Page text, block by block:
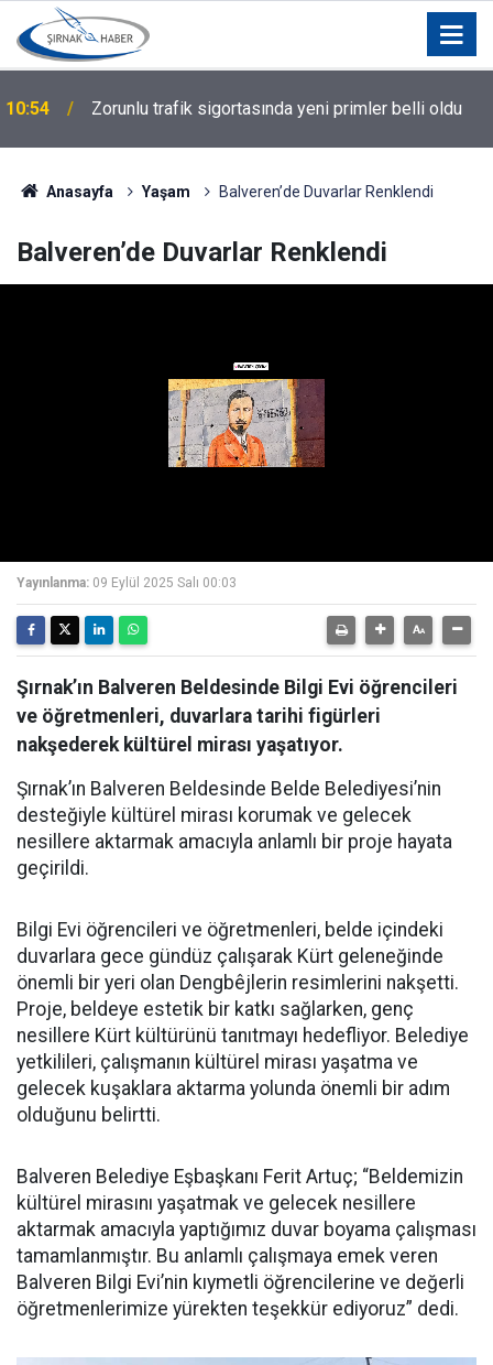
10:54 Zorunlu trafik sigortasında yeni primler belli oldu
Anasayfa Yaşam Balveren’de Duvarlar Renklendi
Balveren’de Duvarlar Renklendi
Yayınlanma: 09 Eylül 2025 Salı 00:03
Şırnak’ın Balveren Beldesinde Bilgi Evi öğrencileri
ve öğretmenleri, duvarlara tarihi figürleri
nakşederek kültürel mirası yaşatıyor.
Şırnak’ın Balveren Beldesinde Belde Belediyesi’nin
desteğiyle kültürel mirası korumak ve gelecek
nesillere aktarmak amacıyla anlamlı bir proje hayata
geçirildi.
Bilgi Evi öğrencileri ve öğretmenleri, belde içindeki
duvarlara gece gündüz çalışarak Kürt geleneğinde
önemli bir yeri olan Dengbêjlerin resimlerini nakşetti.
Proje, beldeye estetik bir katkı sağlarken, genç
nesillere Kürt kültürünü tanıtmayı hedefliyor. Belediye
yetkilileri, çalışmanın kültürel mirası yaşatma ve
gelecek kuşaklara aktarma yolunda önemli bir adım
olduğunu belirtti.
Balveren Belediye Eşbaşkanı Ferit Artuç; “Beldemizin
kültürel mirasını yaşatmak ve gelecek nesillere
aktarmak amacıyla yaptığımız duvar boyama çalışması
tamamlanmıştır. Bu anlamlı çalışmaya emek veren
Balveren Bilgi Evi’nin kıymetli öğrencilerine ve değerli
öğretmenlerimize yürekten teşekkür ediyoruz” dedi.